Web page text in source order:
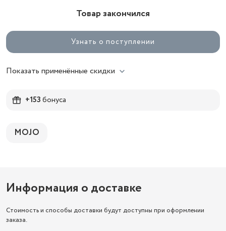
Товар закончился
Узнать о поступлении
Показать применённые скидки
+153бонуса
MOJO
Информация о доставке
Стоимость и способы доставки будут доступны при оформлении
заказа.